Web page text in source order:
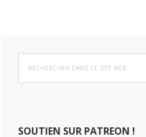
Barre
latérale
dans
ce
SOUTIEN SUR PATREON !